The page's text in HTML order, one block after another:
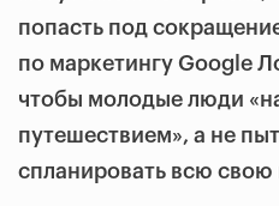
попасть под
по маркетингу Google
чтобы молодые люди
путешествием», а не
спланировать всю свою